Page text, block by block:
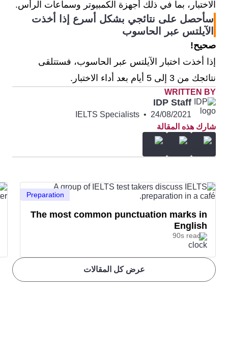
الاختبار، بما في ذلك أجهزة الكمبيوتر وسماعات الرأس.
سأحصل على نتائجي بشكل أسرع إذا أخذت
الآيلتس عبر الحاسوب
صحيح!
إذا أخذت اختبار الآيلتس عبر الحاسوب، فستتلقى
نتائجك من 3 إلى 5 أيام بعد أداء الاختبار.
WRITTEN BY
IDP Staff
24/08/2021
•
IELTS Specialists
شارك هذه المقالة
عرض كل المقالات
Preparation
The most common punctuation marks in
English
90s read